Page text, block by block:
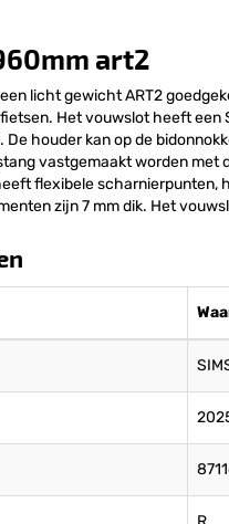
art2
licht gewicht ART2
Het vouwslot heeft een
houder kan op de
vastgemaakt worden
flexibele scharnierpunten,
zijn 7 mm dik. Het